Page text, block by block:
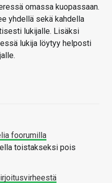
omassa kuopassaan.
yhdellä sekä kahdella
lukijalle. Lisäksi
lukija löytyy helposti
foorumilla
toistakseksi pois